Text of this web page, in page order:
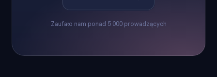
Zaufało nam ponad 5 000 prowadzących